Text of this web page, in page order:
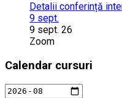
Detalii conferință
9 sept.
9 sept. 26
Zoom
Calendar cursuri